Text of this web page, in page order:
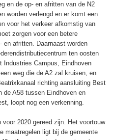
en de op- en afritten van de N2
worden verlengd en er komt een
voor het verkeer afkomstig van
zorgen voor een betere
en afritten. Daarnaast worden
ten oosten
Industries Campus, Eindhoven
weg die de A2 zal kruisen, en
richting aansluiting Best
de A58 tussen Eindhoven en
loopt nog een verkenning.
2020 gereed zijn. Het voortouw
maatregelen ligt bij de gemeente